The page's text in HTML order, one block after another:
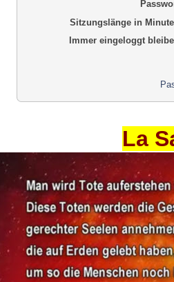
Sitzungslänge in
Immer eingeloggt
La